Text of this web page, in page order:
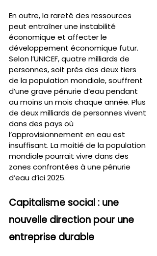
En outre, la rareté des ressources
peut entraîner une instabilité
économique et affecter le
développement économique futur.
Selon l’UNICEF, quatre milliards de
personnes, soit près des deux tiers
de la population mondiale, souffrent
d’une grave pénurie d’eau pendant
au moins un mois chaque année. Plus
de deux milliards de personnes vivent
dans des pays où
l’approvisionnement en eau est
insuffisant. La moitié de la population
mondiale pourrait vivre dans des
zones confrontées à une pénurie
d’eau d’ici 2025.
Capitalisme social : une
nouvelle direction pour une
entreprise durable